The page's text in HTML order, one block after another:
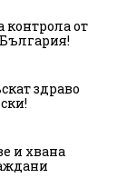
от
здраво
и хвана